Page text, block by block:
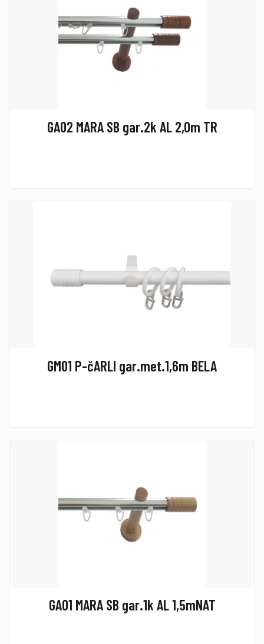
GA02 MARA SB gar.2k AL 2,0m TR
GM01 P-čARLI gar.met.1,6m BELA
GA01 MARA SB gar.1k AL 1,5mNAT